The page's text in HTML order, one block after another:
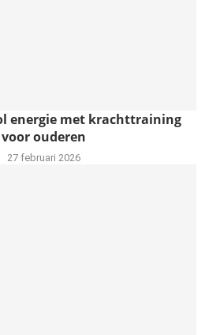
energie met krachttraining
voor ouderen
27 februari 2026